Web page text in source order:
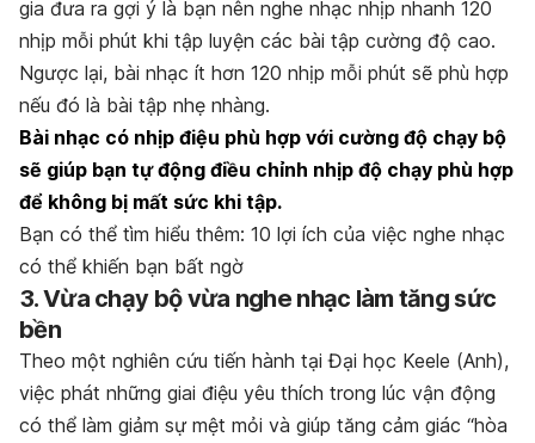
gia đưa ra gợi ý là bạn nên nghe nhạc nhịp nhanh 120
nhịp mỗi phút khi tập luyện các bài tập cường độ cao.
Ngược lại, bài nhạc ít hơn 120 nhịp mỗi phút sẽ phù hợp
nếu đó là bài tập nhẹ nhàng.
Bài nhạc có nhịp điệu phù hợp với cường độ chạy bộ
sẽ giúp bạn tự động điều chỉnh nhịp độ chạy phù hợp
để không bị mất sức khi tập.
Bạn có thể tìm hiểu thêm: 10 lợi ích của việc nghe nhạc
có thể khiến bạn bất ngờ
3. Vừa chạy bộ vừa nghe nhạc làm tăng sức
bền
Theo một nghiên cứu tiến hành tại Đại học Keele (Anh),
việc phát những giai điệu yêu thích trong lúc vận động
có thể làm giảm sự mệt mỏi và giúp tăng cảm giác “hòa